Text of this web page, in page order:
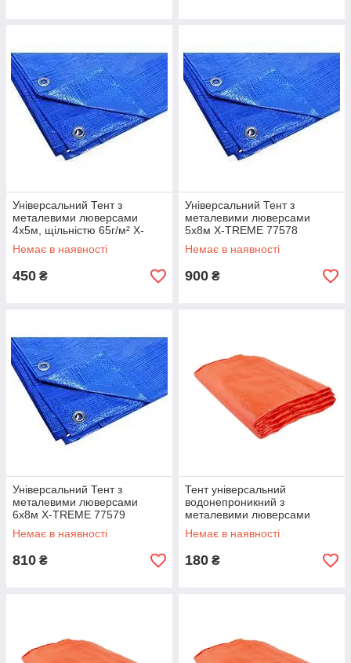
Універсальний Тент з
металевими люверсами
4х5м, щільністю 65г/м² X-
TREME 77575
Немає в наявності
450 ₴
Універсальний Тент з
металевими люверсами
5х8м X-TREME 77578
Немає в наявності
900 ₴
Універсальний Тент з
металевими люверсами
6х8м X-TREME 77579
Немає в наявності
810 ₴
Тент універсальний
водонепроникний з
металевими люверсами
2х3м, щільністю 120г/м² X-
TREME 94897 (10331)
Немає в наявності
180 ₴